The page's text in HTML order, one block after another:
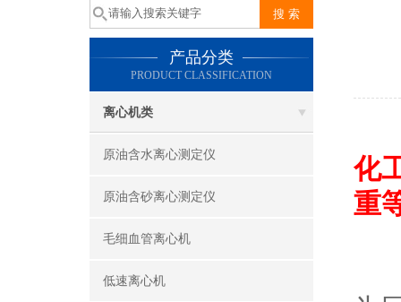
产品分类
PRODUCT CLASSIFICATION
离心机类
原油含水离心测定仪
原油含砂离心测定仪
毛细血管离心机
低速离心机
化
重